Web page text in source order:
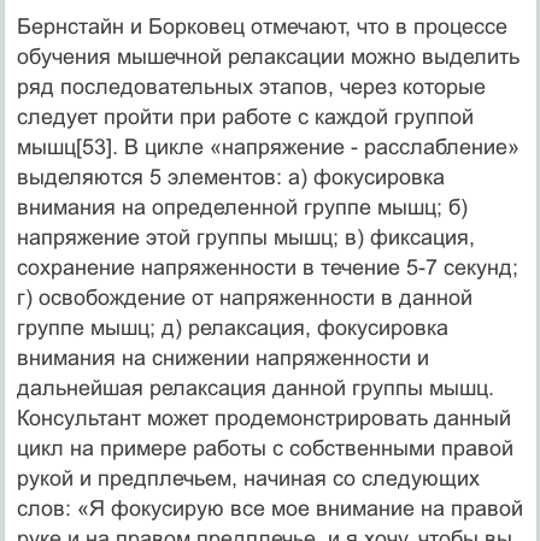
Бернстайн и Борковец отмечают, что в процессе
обучения мышечной релаксации можно выделить
ряд последовательных этапов, через которые
следует пройти при рабо­те с каждой группой
мышц[53]. В цикле «напряжение - расслабление»
выделяются 5 эле­ментов: а) фокусировка
внимания на определенной группе мышц; б)
напряжение этой группы мышц; в) фиксация,
сохранение напряженности в течение 5-7 секунд;
г) ос­вобождение от напряженности в данной
группе мышц; д) релаксация, фокусиров­ка
внимания на снижении напряженности и
дальнейшая релаксация данной группы мышц.
Консуль­тант может продемонстрировать данный
цикл на примере работы с собственными правой
рукой и предплечьем, начиная со следующих
слов: «Я фокусирую все мое внима­ние на правой